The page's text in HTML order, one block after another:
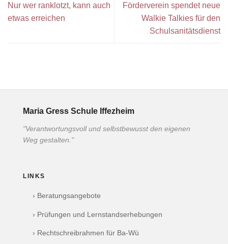
Nur wer ranklotzt, kann auch
etwas erreichen
Förderverein spendet neue
Walkie Talkies für den
Schulsanitätsdienst
Maria Gress Schule Iffezheim
"Verantwortungsvoll und selbstbewusst den eigenen
Weg gestalten."
LINKS
› Beratungsangebote
› Prüfungen und Lernstandserhebungen
› Rechtschreibrahmen für Ba-Wü